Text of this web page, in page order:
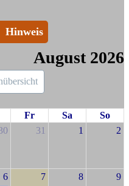
Hinweis
August 2026
Fr Sa
So
31 1 2
6 7 8 9